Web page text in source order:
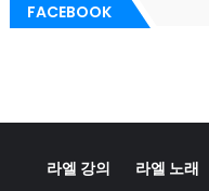
FACEBOOK
라엘 강의 라엘 노래